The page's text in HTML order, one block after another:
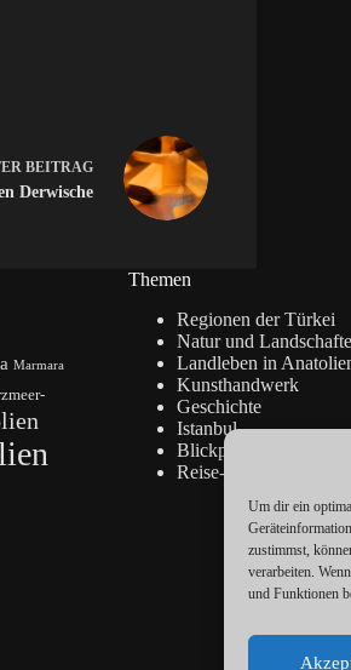
Um dir ein
zustimmst,
verarbeiten.
und Funktionen
BEITRAG
Derwische
Marmara
Themen
Regionen der Türkei
Natur und
Landleben in
Kunsthandwerk
Geschichte
Istanbul
Blickpunkte
Reise-Info